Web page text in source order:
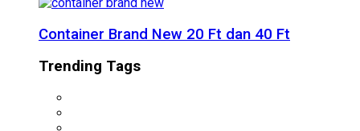
Container Brand New 20 Ft dan 40 Ft
Trending Tags